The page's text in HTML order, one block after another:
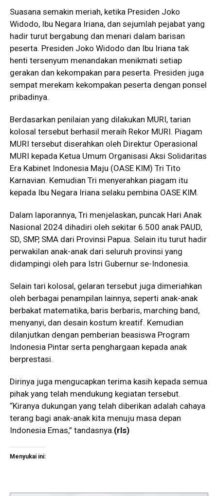
Suasana semakin meriah, ketika Presiden Joko
Widodo, Ibu Negara Iriana, dan sejumlah pejabat yang
hadir turut bergabung dan menari dalam barisan
peserta. Presiden Joko Widodo dan Ibu Iriana tak
henti tersenyum menandakan menikmati setiap
gerakan dan kekompakan para peserta. Presiden juga
sempat merekam kekompakan peserta dengan ponsel
pribadinya.
Berdasarkan penilaian yang dilakukan MURI, tarian
kolosal tersebut berhasil meraih Rekor MURI. Piagam
MURI tersebut diserahkan oleh Direktur Operasional
MURI kepada Ketua Umum Organisasi Aksi Solidaritas
Era Kabinet Indonesia Maju (OASE KIM) Tri Tito
Karnavian. Kemudian Tri menyerahkan piagam itu
kepada Ibu Negara Iriana selaku pembina OASE KIM.
Dalam laporannya, Tri menjelaskan, puncak Hari Anak
Nasional 2024 dihadiri oleh sekitar 6.500 anak PAUD,
SD, SMP, SMA dari Provinsi Papua. Selain itu turut hadir
perwakilan anak-anak dari seluruh provinsi yang
didampingi oleh para Istri Gubernur se-Indonesia.
Selain tari kolosal, gelaran tersebut juga dimeriahkan
oleh berbagai penampilan lainnya, seperti anak-anak
berbakat matematika, baris berbaris, marching band,
menyanyi, dan desain kostum kreatif. Kemudian
dilanjutkan dengan pemberian beasiswa Program
Indonesia Pintar serta penghargaan kepada anak
berprestasi.
Dirinya juga mengucapkan terima kasih kepada semua
pihak yang telah mendukung kegiatan tersebut.
“Kiranya dukungan yang telah diberikan adalah cahaya
terang bagi anak-anak kita menuju masa depan
Indonesia Emas,” tandasnya.(rls)
Menyukai ini: